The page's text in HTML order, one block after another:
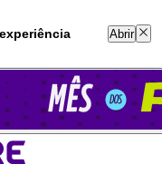
Abrir